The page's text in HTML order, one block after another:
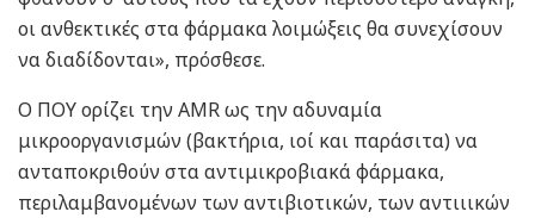
οι ανθεκτικές στα φάρμακα λοιμώξεις θα συνεχίσουν
να διαδίδονται», πρόσθεσε.
Ο ΠΟΥ ορίζει την AMR ως την αδυναμία
μικροοργανισμών (βακτήρια, ιοί και παράσιτα) να
ανταποκριθούν στα αντιμικροβιακά φάρμακα,
περιλαμβανομένων των αντιβιοτικών, των αντιιικών